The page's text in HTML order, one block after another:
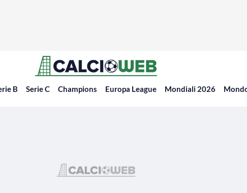
B Serie C Champions Europa League Mondiali 2026